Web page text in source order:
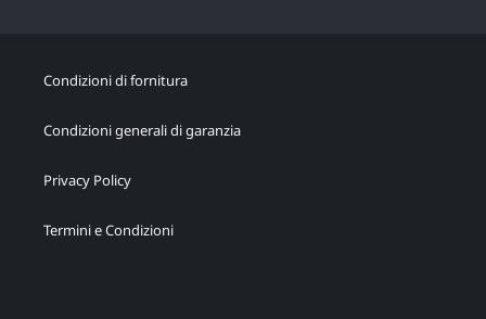
Condizioni di fornitura
Condizioni generali di garanzia
Privacy Policy
Termini e Condizioni